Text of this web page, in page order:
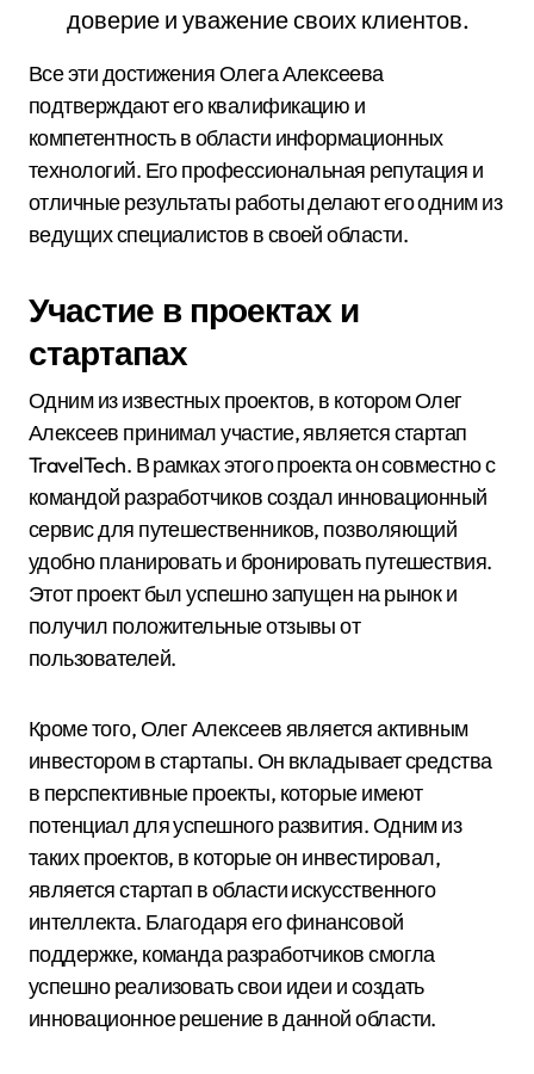
доверие и уважение своих клиентов.
Все эти достижения Олега Алексеева
подтверждают его квалификацию и
компетентность в области информационных
технологий. Его профессиональная репутация и
отличные результаты работы делают его одним из
ведущих специалистов в своей области.
Участие в проектах и
стартапах
Одним из известных проектов, в котором Олег
Алексеев принимал участие, является стартап
TravelTech. В рамках этого проекта он совместно с
командой разработчиков создал инновационный
сервис для путешественников, позволяющий
удобно планировать и бронировать путешествия.
Этот проект был успешно запущен на рынок и
получил положительные отзывы от
пользователей.
Кроме того, Олег Алексеев является активным
инвестором в стартапы. Он вкладывает средства
в перспективные проекты, которые имеют
потенциал для успешного развития. Одним из
таких проектов, в которые он инвестировал,
является стартап в области искусственного
интеллекта. Благодаря его финансовой
поддержке, команда разработчиков смогла
успешно реализовать свои идеи и создать
инновационное решение в данной области.